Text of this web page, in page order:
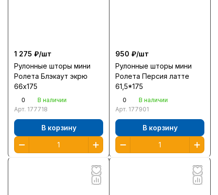
1 275 ₽/шт
Рулонные шторы мини
Ролета Блэкаут экрю
66х175
0
В наличии
Арт. 177718
В корзину
950 ₽/шт
Рулонные шторы мини
Ролета Персия латте
61,5*175
0
В наличии
Арт. 177901
В корзину